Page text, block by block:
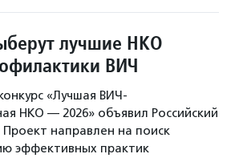
лучшие НКО
ВИЧ
«Лучшая ВИЧ-
НКО — 2026» объявил Российский
Проект направлен на поиск
эффективных практик